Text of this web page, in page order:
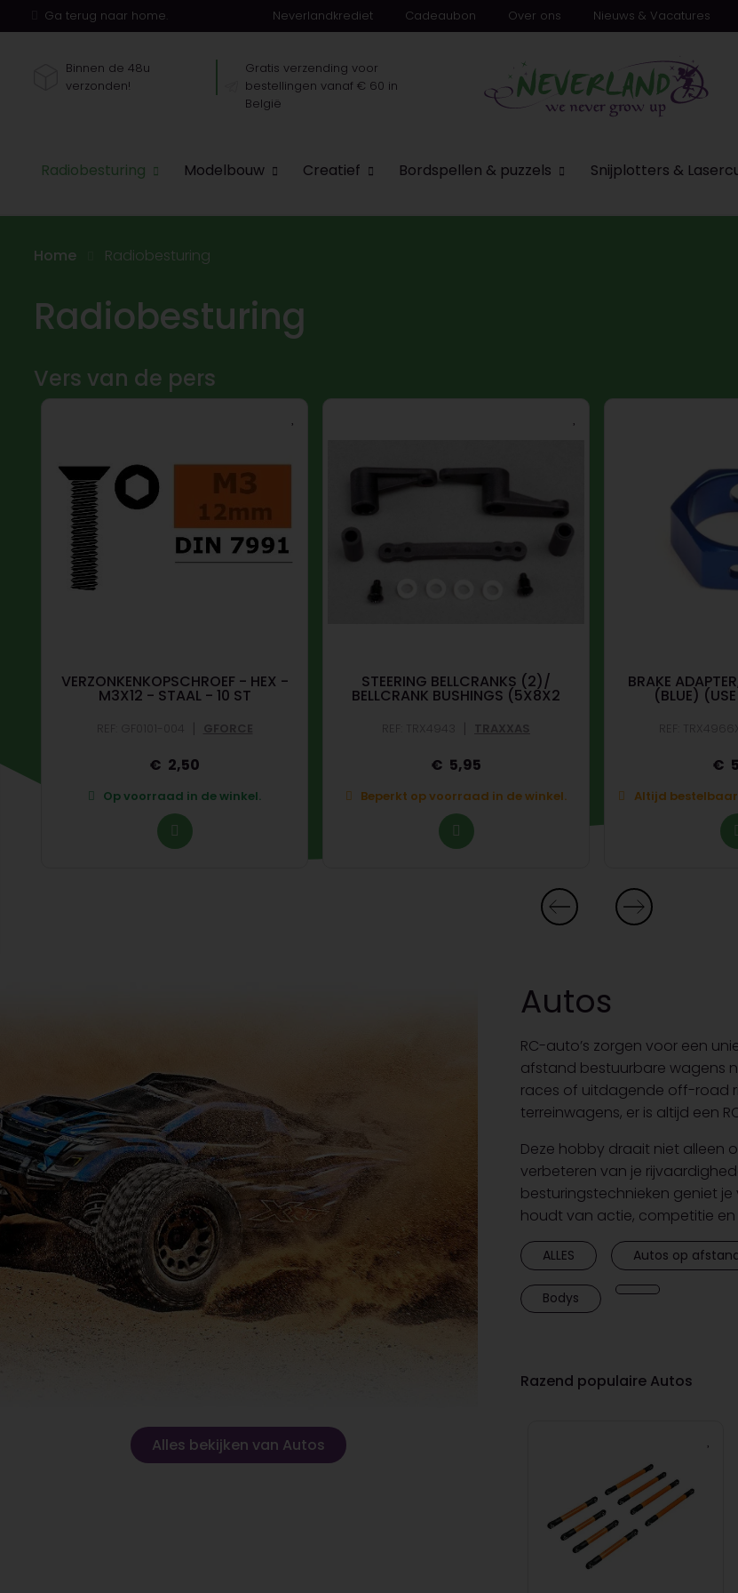
Ga terug naar home. Neverlandkrediet Cadeaubon Over ons Nieuws & Vacatures
Binnen de 48u
verzonden!
Gratis verzending voor
bestellingen vanaf € 60 in
België
Radiobesturing Modelbouw Creatief Bordspellen & puzzels Snijplotters &
Home Radiobesturing
Radiobesturing
Vers van de pers
VERZONKENKOPSCHROEF - HEX -
M3X12 - STAAL - 10 ST
REF: GF0101-004 | GFORCE
2,50
Op voorraad in de winkel.
STEERING BELLCRANKS (2)/
BELLCRANK BUSHINGS (5X8X2
REF: TRX4943 | TRAXXAS
5,95
Beperkt op voorraad in de winkel.
BRAKE
(BLUE)
REF: TRX4966X
Altijd
Alles bekijken van Autos
Autos
RC-auto’s zorgen voor een
afstand bestuurbare wagens
races of uitdagende off-road
terreinwagens, er is altijd een
Deze hobby draait niet alleen
verbeteren van je
besturingstechnieken geniet
houdt van actie, competitie
ALLES Autos op
Bodys
Razend populaire Autos